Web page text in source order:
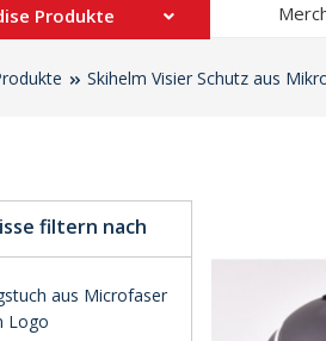
Produkte
Skihelm Visier Schutz aus
filtern nach
aus Microfaser
Logo